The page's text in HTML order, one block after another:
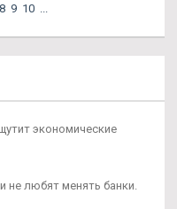
8 9 10 ...
экономические
не любят менять банки.